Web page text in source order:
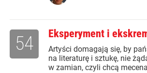
Eksperyment i
Artyści domagają się, by
na literaturę i sztukę, nie
w zamian, czyli chcą
54